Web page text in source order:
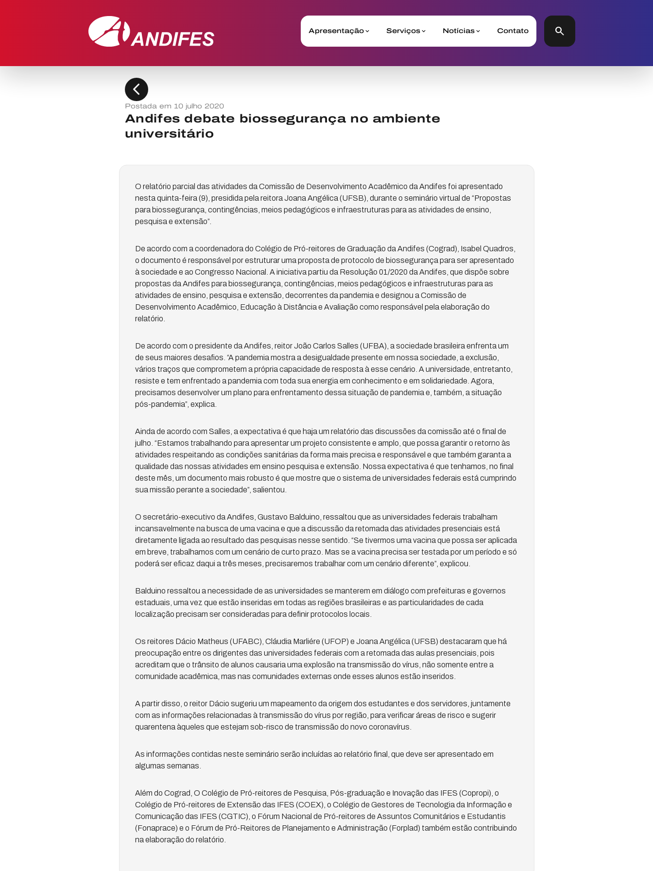
Apresentação Serviços Notícias Contato search
chevron_left
Postada em 10 julho 2020
Andifes debate biossegurança no ambiente
universitário
O relatório parcial das atividades da Comissão de Desenvolvimento Acadêmico da Andifes foi apresentado
nesta quinta-feira (9), presidida pela reitora Joana Angélica (UFSB), durante o seminário virtual de “Propostas
para biossegurança, contingências, meios pedagógicos e infraestruturas para as atividades de ensino,
pesquisa e extensão”.
De acordo com a coordenadora do Colégio de Pró-reitores de Graduação da Andifes (Cograd), Isabel Quadros,
o documento é responsável por estruturar uma proposta de protocolo de biossegurança para ser apresentado
à sociedade e ao Congresso Nacional. A iniciativa partiu da Resolução 01/2020 da Andifes, que dispõe sobre
propostas da Andifes para biossegurança, contingências, meios pedagógicos e infraestruturas para as
atividades de ensino, pesquisa e extensão, decorrentes da pandemia e designou a Comissão de
Desenvolvimento Acadêmico, Educação à Distância e Avaliação como responsável pela elaboração do
relatório.
De acordo com o presidente da Andifes, reitor João Carlos Salles (UFBA), a sociedade brasileira enfrenta um
de seus maiores desafios. “A pandemia mostra a desigualdade presente em nossa sociedade, a exclusão,
vários traços que comprometem a própria capacidade de resposta à esse cenário. A universidade, entretanto,
resiste e tem enfrentado a pandemia com toda sua energia em conhecimento e em solidariedade. Agora,
precisamos desenvolver um plano para enfrentamento dessa situação de pandemia e, também, a situação
pós-pandemia”, explica.
Ainda de acordo com Salles, a expectativa é que haja um relatório das discussões da comissão até o final de
julho. “Estamos trabalhando para apresentar um projeto consistente e amplo, que possa garantir o retorno às
atividades respeitando as condições sanitárias da forma mais precisa e responsável e que também garanta a
qualidade das nossas atividades em ensino pesquisa e extensão. Nossa expectativa é que tenhamos, no final
deste mês, um documento mais robusto é que mostre que o sistema de universidades federais está cumprindo
sua missão perante a sociedade”, salientou.
O secretário-executivo da Andifes, Gustavo Balduino, ressaltou que as universidades federais trabalham
incansavelmente na busca de uma vacina e que a discussão da retomada das atividades presenciais está
diretamente ligada ao resultado das pesquisas nesse sentido. “Se tivermos uma vacina que possa ser aplicada
em breve, trabalhamos com um cenário de curto prazo. Mas se a vacina precisa ser testada por um período e só
poderá ser eficaz daqui a três meses, precisaremos trabalhar com um cenário diferente”, explicou.
Balduino ressaltou a necessidade de as universidades se manterem em diálogo com prefeituras e governos
estaduais, uma vez que estão inseridas em todas as regiões brasileiras e as particularidades de cada
localização precisam ser consideradas para definir protocolos locais.
Os reitores Dácio Matheus (UFABC), Cláudia Marliére (UFOP) e Joana Angélica (UFSB) destacaram que há
preocupação entre os dirigentes das universidades federais com a retomada das aulas presenciais, pois
acreditam que o trânsito de alunos causaria uma explosão na transmissão do vírus, não somente entre a
comunidade acadêmica, mas nas comunidades externas onde esses alunos estão inseridos.
A partir disso, o reitor Dácio sugeriu um mapeamento da origem dos estudantes e dos servidores, juntamente
com as informações relacionadas à transmissão do vírus por região, para verificar áreas de risco e sugerir
quarentena àqueles que estejam sob-risco de transmissão do novo coronavírus.
As informações contidas neste seminário serão incluídas ao relatório final, que deve ser apresentado em
algumas semanas.
Além do Cograd, O Colégio de Pró-reitores de Pesquisa, Pós-graduação e Inovação das IFES (Copropi), o
Colégio de Pró-reitores de Extensão das IFES (COEX), o Colégio de Gestores de Tecnologia da Informação e
Comunicação das IFES (CGTIC), o Fórum Nacional de Pró-reitores de Assuntos Comunitários e Estudantis
(Fonaprace) e o Fórum de Pró-Reitores de Planejamento e Administração (Forplad) também estão contribuindo
na elaboração do relatório.